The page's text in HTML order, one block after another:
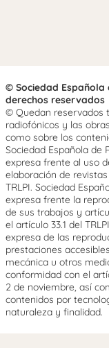
© Sociedad Española
derechos reservados
© Quedan reservados
radiofónicos y las
como sobre los
Sociedad Española de
expresa frente al uso
elaboración de
TRLPI. Sociedad
expresa frente la
de sus trabajos y
el artículo 33.1 del
expresa de las
prestaciones
mecánica u otros
conformidad con el
2 de noviembre, así
contenidos por
naturaleza y finalidad.